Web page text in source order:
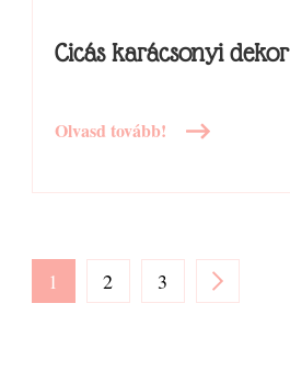
Cicás karácsonyi dekor
Olvasd tovább!
Bejegyzések
PAGE
1 PAGE
2 PAGE
3